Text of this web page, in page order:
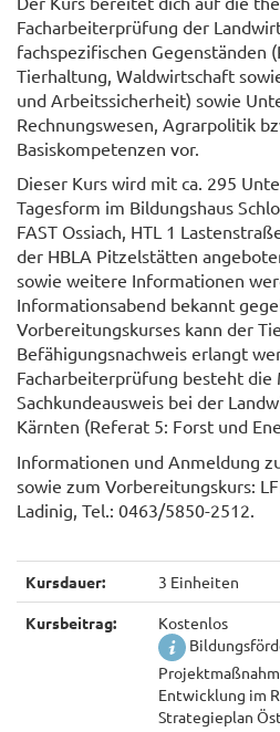
Facharbeiterprüfung der
fachspezifischen Gegenständen
Tierhaltung, Waldwirtschaft
und Arbeitssicherheit) sowie
Rechnungswesen, Agrarpolitik
Basiskompetenzen vor.
Dieser Kurs wird mit ca. 295
Tagesform im Bildungshaus
FAST Ossiach, HTL 1
der HBLA Pitzelstätten
sowie weitere Informationen
Informationsabend bekannt
Vorbereitungskurses kann der
Befähigungsnachweis erlangt
Facharbeiterprüfung besteht die
Sachkundeausweis bei der
Kärnten (Referat 5: Forst und
Informationen und Anmeldung
sowie zum Vorbereitungskurs:
Ladinig, Tel.: 0463/5850-2512.
Kursdauer: 3 Einheiten
Kursbeitrag:
Kostenlos
Entwicklung im
Strategieplan